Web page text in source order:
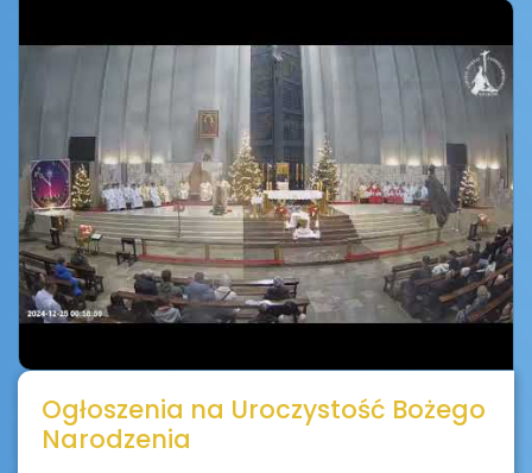
Ogłoszenia na Uroczystość Bożego
Narodzenia